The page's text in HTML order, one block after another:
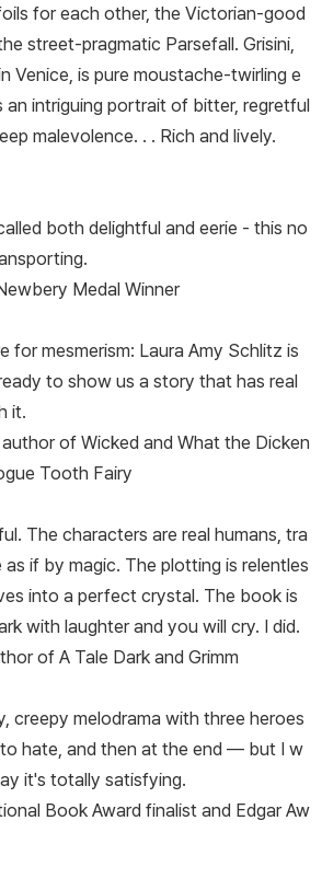
for each other, the Victorian-good
street-pragmatic Parsefall. Grisini,
Venice, is pure moustache-twirling e
an intriguing portrait of bitter, regretful
malevolence. . . Rich and lively.
both delightful and eerie - this no
Medal Winner
for mesmerism: Laura Amy Schlitz is
to show us a story that has real
it.
of Wicked and What the Dicken
Tooth Fairy
The characters are real humans, tra
if by magic. The plotting is relentles
into a perfect crystal. The book is
with laughter and you will cry. I did.
of A Tale Dark and Grimm
creepy melodrama with three heroes
hate, and then at the end — but I w
it's totally satisfying.
Book Award finalist and Edgar Aw